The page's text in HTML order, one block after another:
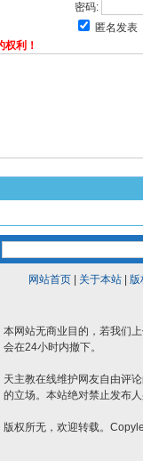
密码:
匿名发表
利！
网站首页| 关于本站| 版
本网站无商业目的，若我们
会在24小时内撤下。
天主教在线维护网友自由评
的立场。本站绝对禁止发布
版权所无，欢迎转载。